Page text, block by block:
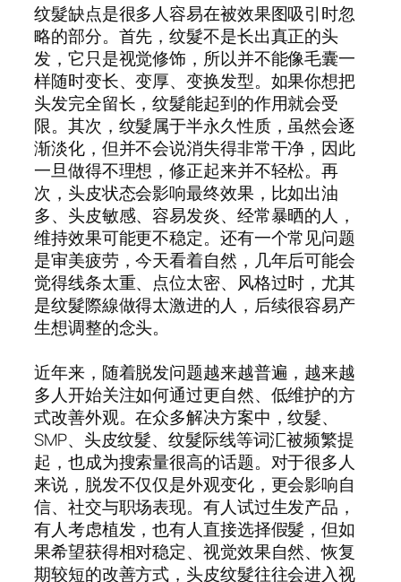
纹髮缺点是很多人容易在被效果图吸引时忽
略的部分。首先，纹髮不是长出真正的头
发，它只是视觉修饰，所以并不能像毛囊一
样随时变长、变厚、变换发型。如果你想把
头发完全留长，纹髮能起到的作用就会受
限。其次，纹髮属于半永久性质，虽然会逐
渐淡化，但并不会说消失得非常干净，因此
一旦做得不理想，修正起来并不轻松。再
次，头皮状态会影响最终效果，比如出油
多、头皮敏感、容易发炎、经常暴晒的人，
维持效果可能更不稳定。还有一个常见问题
是审美疲劳，今天看着自然，几年后可能会
觉得线条太重、点位太密、风格过时，尤其
是纹髮際線做得太激进的人，后续很容易产
生想调整的念头。
近年来，随着脱发问题越来越普遍，越来越
多人开始关注如何通过更自然、低维护的方
式改善外观。在众多解决方案中，纹髮、
SMP、头皮纹髮、纹髮际线等词汇被频繁提
起，也成为搜索量很高的话题。对于很多人
来说，脱发不仅仅是外观变化，更会影响自
信、社交与职场表现。有人试过生发产品，
有人考虑植发，也有人直接选择假髮，但如
果希望获得相对稳定、视觉效果自然、恢复
期较短的改善方式，头皮纹髮往往会进入视